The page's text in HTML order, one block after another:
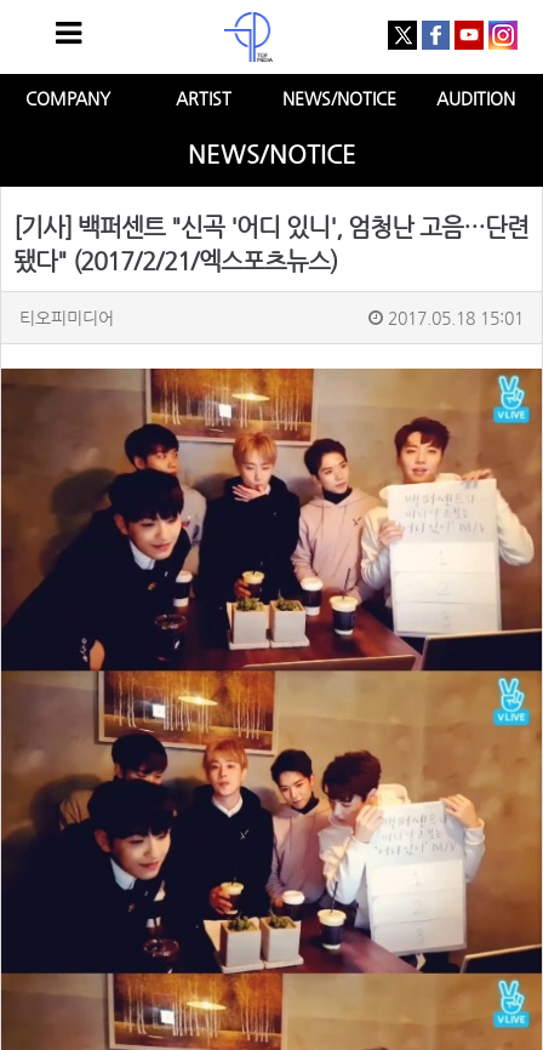
COMPANY ARTIST NEWS/NOTICE AUDITION
NEWS/NOTICE
[기사] 백퍼센트 "신곡 '어디 있니', 엄청난 고음…단련
됐다" (2017/2/21/엑스포츠뉴스)
티오피미디어 2017.05.18 15:01